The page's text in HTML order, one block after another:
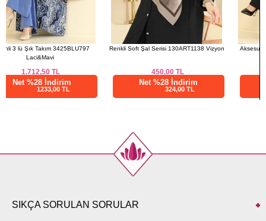
Boy
93
93
XL
93
Renkli Soft Şal Serisi 130ART1138 Vizyon
450,00
Net %28 İndirim
324,00 TL
Aksesuar Cepli 2 li Takım 2896SLK540
1.840,00
Net %28 İndirim
1324,80 TL
SIKÇA SORULAN SORULAR